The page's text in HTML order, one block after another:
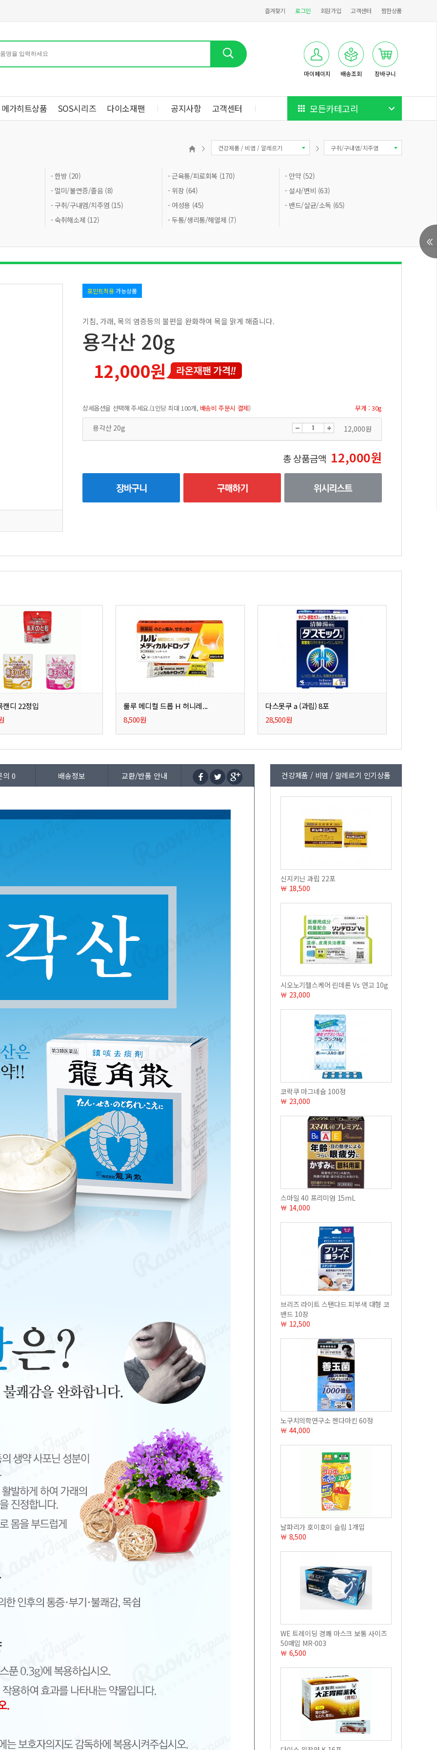
즐겨찾기 로그인 회원가입 고객센터 찜한상품
마이페이지 배송조회 장바구니
메가히트상품 SOS시리즈 다이소재팬 공지사항 고객센터 모든카테고리
구취/구내염/치주염
건강제품 / 비염 / 알레르기
- 한방 (20) - 근육통/피로회복 (170)
- 안약 (52)
- 멀미/불면증/졸음 (8)
- 위장 (64)
- 설사/변비 (63)
- 구취/구내염/치주염 (15)
- 여성용 (45)
- 밴드/살균/소독 (65)
- 숙취해소제 (12)
- 두통/생리통/해열제 (7)
포인트적용가능상품
기침, 가래, 목의 염증등의 불편을 완화하여 목을 맑게 해줍니다.
용각산 20g
12,000원
상세옵션을 선택해 주세요.(1인당 최대 100개, 배송비 주문시 결제) 무게 : 30g
용각산 20g 12,000원
12,000원
총 상품금액
캔디 22정입
룰루 메디컬 드롭 H 허니레...
8,500원
다스못쿠 a (과립) 8포
28,500원
의 0 배송정보 교환/반품 안내 건강제품 / 비염 / 알레르기 인기상품
신지키닌 과립 22포
￦ 18,500
시오노기헬스케어 린데론 Vs 연고 10g
￦ 23,000
코락쿠 마그네슘 100정
￦ 23,000
스마일 40 프리미엄 15mL
￦ 14,000
브리즈 라이트 스탠다드 피부색 대형 코
밴드 10장
￦ 12,500
노구치의학연구소 젠다마킨 60정
￦ 44,000
날파리가 호이호이 슬림 1개입
￦ 8,500
WE 트레이딩 경쾌 마스크 보통 사이즈
50매입 MR-003
￦ 6,500